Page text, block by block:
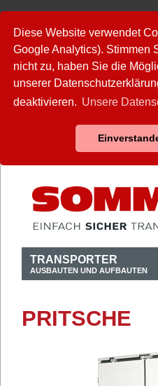
Diese Website verwendet
Google Analytics). Stimmen
nicht zu, haben Sie die
unserer
deaktivieren. Unsere
TRANSPORTER
AUSBAUTEN UND AUFBAUTEN
PRITSCHE